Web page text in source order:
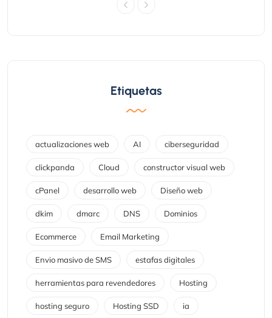
Etiquetas
actualizaciones web AI ciberseguridad
clickpanda Cloud constructor visual web
cPanel desarrollo web Diseño web
dkim dmarc DNS Dominios
Ecommerce Email Marketing
Envio masivo de SMS estafas digitales
herramientas para revendedores Hosting
hosting seguro Hosting SSD ia